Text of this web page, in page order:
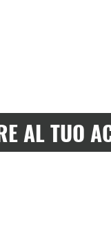
AL TUO